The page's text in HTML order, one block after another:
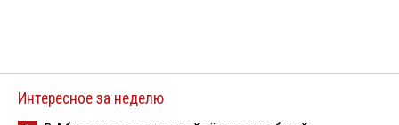
Интересное за неделю